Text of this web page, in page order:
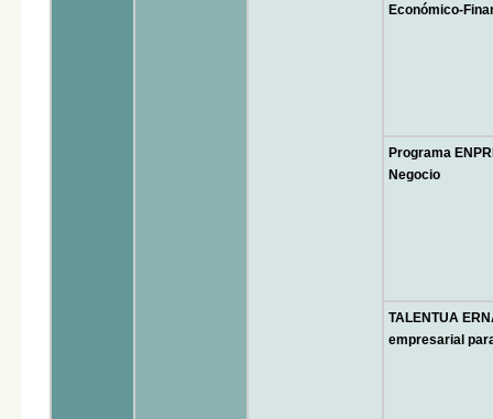
Económico-
Programa
Negocio
TALENTUA
empresarial